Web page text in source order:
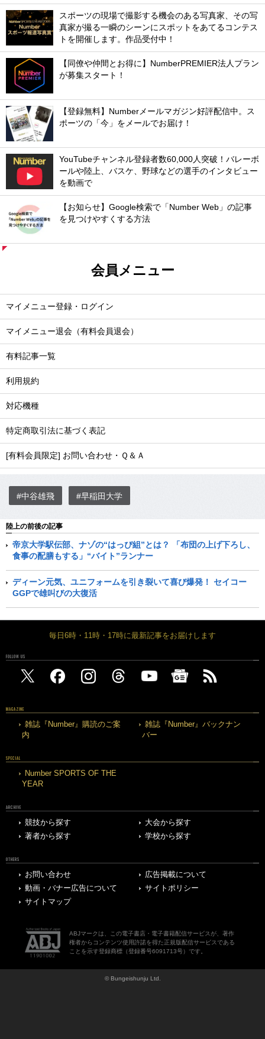
スポーツの現場で撮影する機会のある写真家、その写
真家が撮る一瞬のシーンにスポットをあてるコンテス
トを開催します。作品受付中！
【同僚や仲間とお得に】NumberPREMIER法人プラン
が募集スタート！
【登録無料】Numberメールマガジン好評配信中。ス
ポーツの「今」をメールでお届け！
YouTubeチャンネル登録者数60,000人突破！バレーボ
ールや陸上、バスケ、野球などの選手のインタビュー
を動画で
【お知らせ】Google検索で「Number Web」の記事
を見つけやすくする方法
会員メニュー
マイメニュー登録・ログイン
マイメニュー退会（有料会員退会）
有料記事一覧
利用規約
対応機種
特定商取引法に基づく表記
[有料会員限定] お問い合わせ・Ｑ＆Ａ
#中谷雄飛 #早稲田大学
陸上の前後の記事
帝京大学駅伝部、ナゾの“はっぴ組”とは？ 「布団の上げ下ろし、
食事の配膳もする」“バイト”ランナー
ディーン元気、ユニフォームを引き裂いて喜び爆発！ セイコー
GGPで雄叫びの大復活
毎日6時・11時・17時に最新記事をお届けします
FOLLOW US
MAGAZINE
雑誌『Number』購読のご案
内
雑誌『Number』バックナン
バー
SPECIAL
Number SPORTS OF THE
YEAR
ARCHIVE
競技から探す
大会から探す
著者から探す
学校から探す
OTHERS
お問い合わせ
広告掲載について
動画・バナー広告について
サイトポリシー
サイトマップ
ABJマークは、この電子書店・電子書籍配信サービスが、著作
権者からコンテンツ使用許諾を得た正規版配信サービスである
ことを示す登録商標（登録番号6091713号）です。
© Bungeishunju Ltd.